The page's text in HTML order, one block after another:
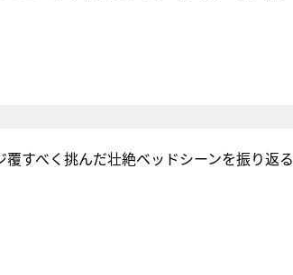
すべく挑んだ壮絶ベッドシーンを振り返る